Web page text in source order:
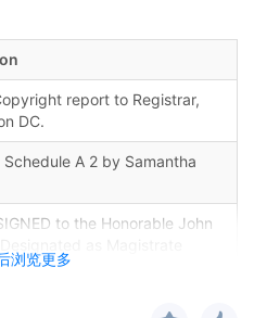
浏览更多
report to Registrar,
DC.
Schedule A 2 by Samantha
to the Honorable John
Honorable Laura K. McNally.